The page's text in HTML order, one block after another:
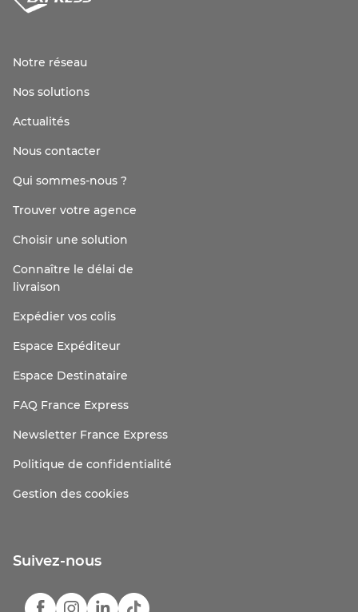
Notre réseau
Nos solutions
Actualités
Nous contacter
Qui sommes-nous ?
Trouver votre agence
Choisir une solution
Connaître le délai de
livraison
Expédier vos colis
Espace Expéditeur
Espace Destinataire
FAQ France Express
Newsletter France Express
Politique de confidentialité
Gestion des cookies
Suivez-nous